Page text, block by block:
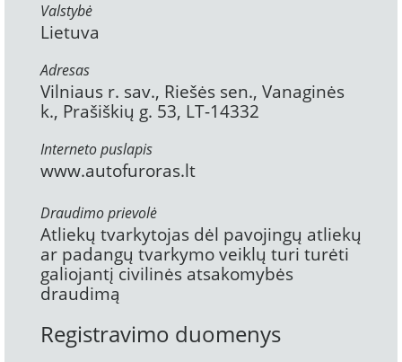
Valstybė
Lietuva
Adresas
Vilniaus r. sav., Riešės sen., Vanaginės
k., Prašiškių g. 53, LT-14332
Interneto puslapis
www.autofuroras.lt
Draudimo prievolė
Atliekų tvarkytojas dėl pavojingų atliekų
ar padangų tvarkymo veiklų turi turėti
galiojantį civilinės atsakomybės
draudimą
Registravimo duomenys